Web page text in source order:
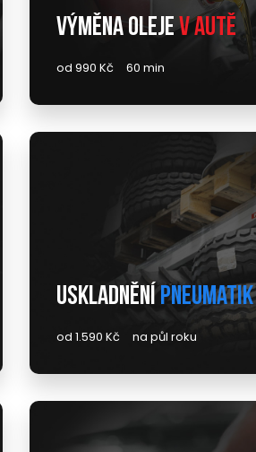
Výměna olejev autě
od 990 Kč 60 min
Uskladněnípneumatik
od 1.590 Kč na půl roku